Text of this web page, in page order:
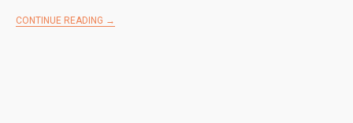
CONTINUE READING →